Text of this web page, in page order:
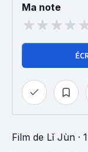
Ma note
Film de Lǐ Jùn ·